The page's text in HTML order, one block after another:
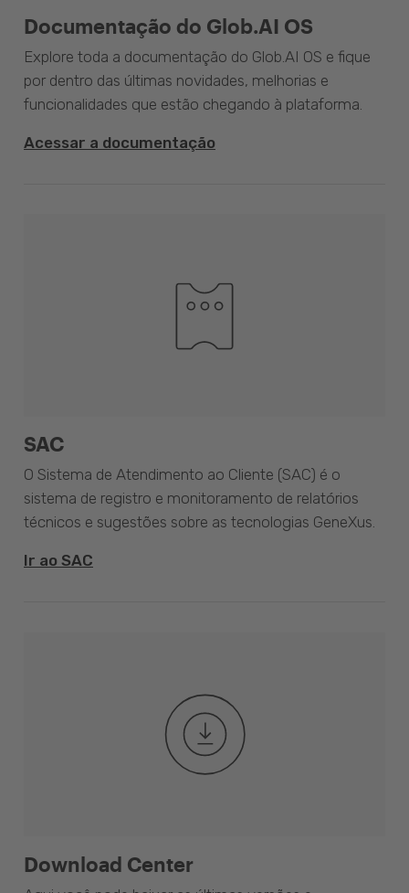
Documentação do Glob.AI OS
Explore toda a documentação do Glob.AI OS e fique
por dentro das últimas novidades, melhorias e
funcionalidades que estão chegando à plataforma.
Acessar a documentação
SAC
O Sistema de Atendimento ao Cliente (SAC) é o
sistema de registro e monitoramento de relatórios
técnicos e sugestões sobre as tecnologias GeneXus.
Ir ao SAC
Download Center